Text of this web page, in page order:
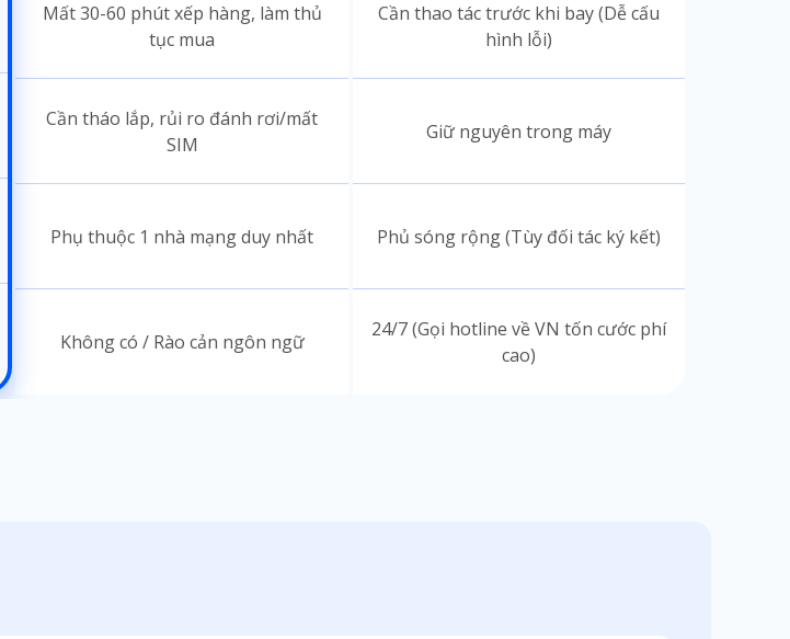
Mất 30-60 phút xếp hàng, làm thủ
tục mua
Cần tháo lắp, rủi ro đánh rơi/mất
SIM
Phụ thuộc 1 nhà mạng duy nhất
Không có / Rào cản ngôn ngữ
Cần thao tác trước khi bay (Dễ cấu
hình lỗi)
Giữ nguyên trong máy
Phủ sóng rộng (Tùy đối tác ký kết)
24/7 (Gọi hotline về VN tốn cước phí
cao)